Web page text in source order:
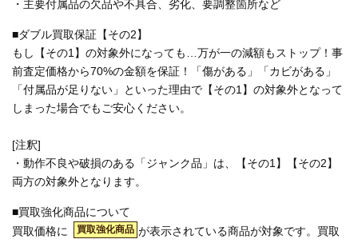
・主要付属品の欠品や不具合、劣化、要調整箇所など
■ダブル買取保証【その2】
もし【その1】の対象外になっても…万が一の減額もストップ！事
前査定価格から70%の金額を保証！「傷がある」「カビがある」
「付属品が足りない」といった理由で【その1】の対象外となって
しまった場合でもご安心ください。
[注釈]
・動作不良や破損のある「ジャンク品」は、【その1】【その2】
両方の対象外となります。
■買取強化商品について
買取価格に
買取強化商品 が表示されている商品が対象です。買取